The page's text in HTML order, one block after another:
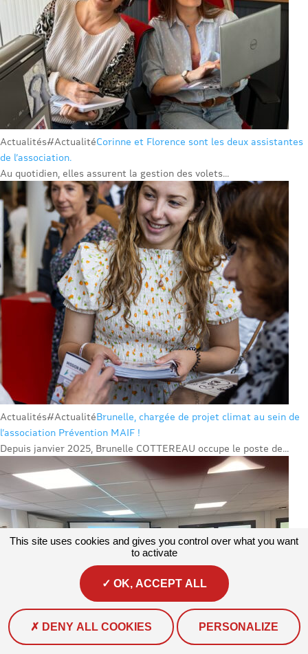
Actualités#ActualitéCorinne et Florence sont les deux assistantes
de l’association.
Au quotidien, elles assurent la gestion des volets...
Actualités#ActualitéBrunelle, chargée de projet climat au sein de
l’association Prévention MAIF !
Depuis janvier 2025, Brunelle COTTEREAU occupe le poste de...
This site uses cookies and gives you control over what you want
to activate
OK, ACCEPT ALL
DENY ALL COOKIES PERSONALIZE